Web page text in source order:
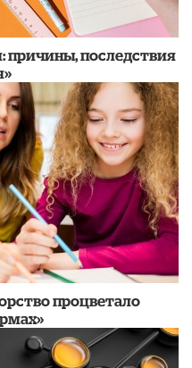
причины, последствия
процветало